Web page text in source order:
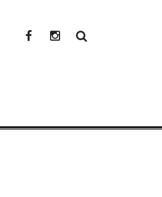
newwwmedia
newwwmedia